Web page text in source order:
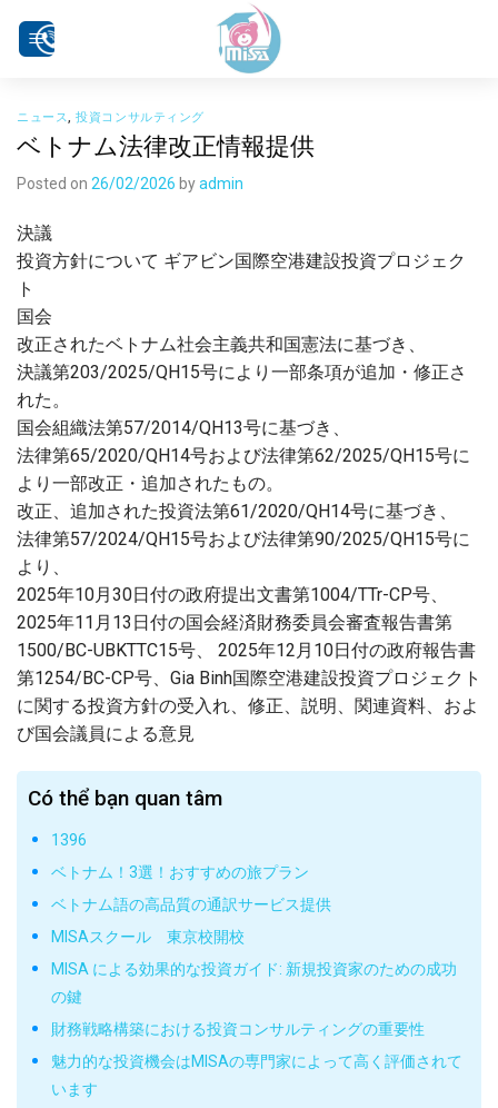
ニュース,投資コンサルティング
ベトナム法律改正情報提供
Posted on 26/02/2026 byadmin
決議
投資方針について ギアビン国際空港建設投資プロジェク
ト
国会
改正されたベトナム社会主義共和国憲法に基づき、
決議第203/2025/QH15号により一部条項が追加・修正さ
れた。
国会組織法第57/2014/QH13号に基づき、
法律第65/2020/QH14号および法律第62/2025/QH15号に
より一部改正・追加されたもの。
改正、追加された投資法第61/2020/QH14号に基づき、
法律第57/2024/QH15号および法律第90/2025/QH15号に
より、
2025年10月30日付の政府提出文書第1004/TTr-CP号、
2025年11月13日付の国会経済財務委員会審査報告書第
1500/BC-UBKTTC15号、 2025年12月10日付の政府報告書
第1254/BC-CP号、Gia Binh国際空港建設投資プロジェクト
に関する投資方針の受入れ、修正、説明、関連資料、およ
び国会議員による意見
Có thể bạn quan tâm
1396
ベトナム！3選！おすすめの旅プラン
ベトナム語の高品質の通訳サービス提供
MISAスクール 東京校開校
MISA による効果的な投資ガイド: 新規投資家のための成功
の鍵
財務戦略構築における投資コンサルティングの重要性
魅力的な投資機会はMISAの専門家によって高く評価されて
います